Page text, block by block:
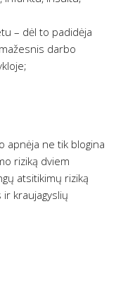
– dėl to padidėja
darbo
apnėja ne tik blogina
riziką dviem
atsitikimų riziką
kraujagyslių